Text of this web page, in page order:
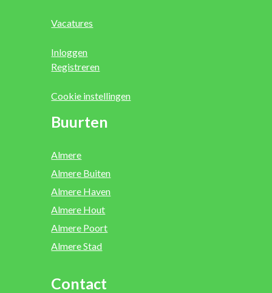
Vacatures
Inloggen
Registreren
Cookie instellingen
Buurten
Almere
Almere Buiten
Almere Haven
Almere Hout
Almere Poort
Almere Stad
Contact